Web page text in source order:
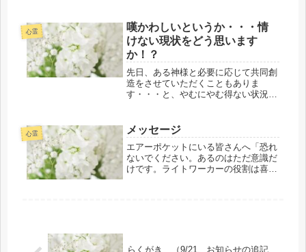
v=wjb0KeepfGo※歌詞は、uta-
net.com等をご参照ください。
NAJIRANE「...
心霊
嘆かわしいというか・・・情
けない現状をどう思います
か！？
先日、ある神様と必要に応じて共同創
造をさせていただくこともありま
す・・・と、やむにやむ得ない状況に
ほどのライトワーカー＝光の使徒＝ワ
ンダラー＝虹の戦士等の皆さん方が気
づかれ...
心霊 メッセージ
エアーポケットにいる皆さんへ「恐れ
ないでください。あるのはただ意識だ
けです。ライトワーカーの役割は喜び
らくがき （9/21、お知らせの追記